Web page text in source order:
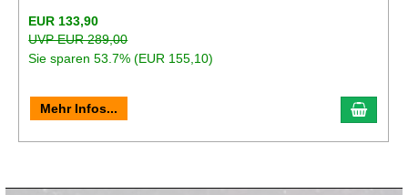
EUR 133,90
UVP EUR 289,00
Sie sparen 53.7% (EUR 155,10)
Mehr Infos... In